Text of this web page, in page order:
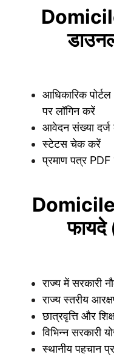
आधिकारिक पोर्टल
पर लॉगिन करें
आवेदन संख्या
स्टेटस चेक करें
प्रमाण पत्र PDF
राज्य में सरकारी
राज्य स्तरीय
छात्रवृत्ति और
विभिन्न सरकारी
स्थानीय पहचान